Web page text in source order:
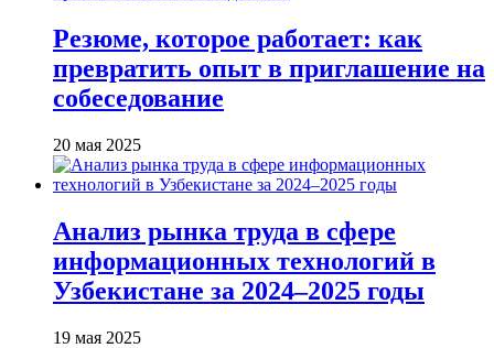
Резюме, которое работает: как
превратить опыт в приглашение на
собеседование
20 мая 2025
Анализ рынка труда в сфере
информационных технологий в
Узбекистане за 2024–2025 годы
19 мая 2025